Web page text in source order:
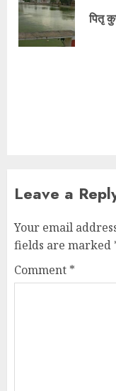
पितृ
Leave a
Your email
fields are marked
Comment *